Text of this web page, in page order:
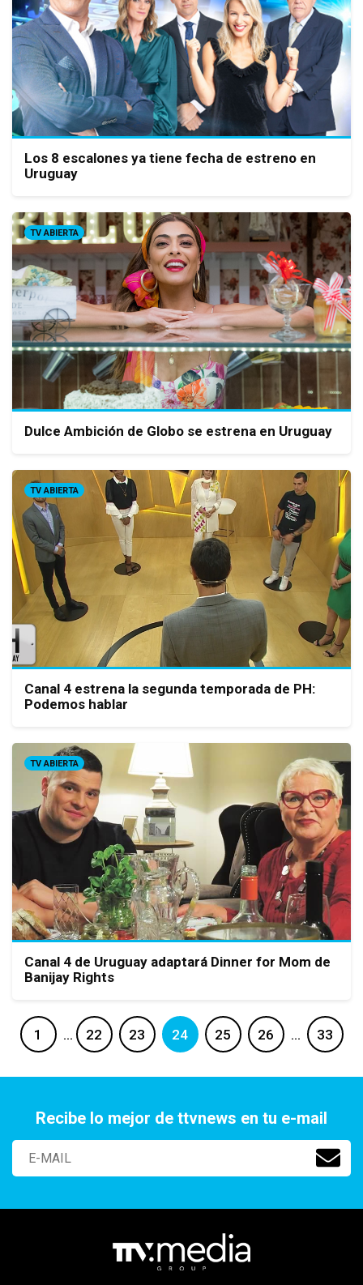
Los 8 escalones ya tiene fecha de estreno en
Uruguay
TV ABIERTA
Dulce Ambición de Globo se estrena en Uruguay
TV ABIERTA
Canal 4 estrena la segunda temporada de PH:
Podemos hablar
TV ABIERTA
Canal 4 de Uruguay adaptará Dinner for Mom de
Banijay Rights
1 … 22 23 24 25 26 … 33
Recibe lo mejor de ttvnews en tu e-mail